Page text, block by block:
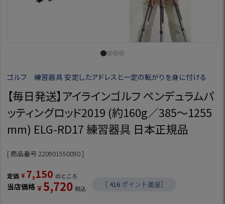
ゴルフ 練習器具 安定したアドレスと一定の転がりを身に付ける
【毎日発送】アイラインゴルフ ペンデュラムパ
ッティングロッド2019 (約160g／385～1255
mm) ELG-RD17 練習器具 日本正規品
商品番号 220901550090
定価 ¥ 7,150 のところ
当店価格 ¥5,720 税込 ［ 416 ポイント進呈］